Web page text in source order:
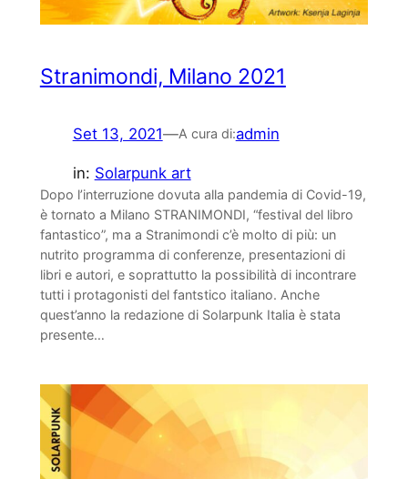
Stranimondi, Milano 2021
Set 13, 2021—A cura di:admin
in: Solarpunk art
Dopo l’interruzione dovuta alla pandemia di Covid-19,
è tornato a Milano STRANIMONDI, “festival del libro
fantastico”, ma a Stranimondi c’è molto di più: un
nutrito programma di conferenze, presentazioni di
libri e autori, e soprattutto la possibilità di incontrare
tutti i protagonisti del fantstico italiano. Anche
quest’anno la redazione di Solarpunk Italia è stata
presente…